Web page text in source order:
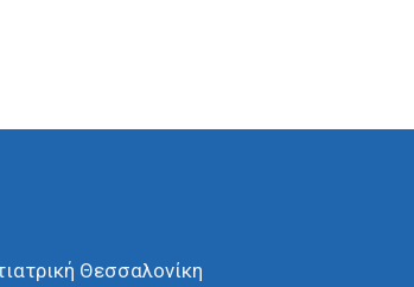
Θεσσαλονίκη